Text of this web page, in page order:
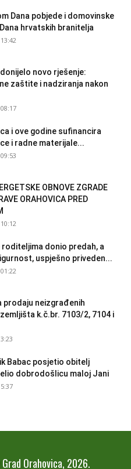
Dana pobjede i domovinske
hrvatskih branitelja
novo rješenje:
zaštite i nadziranja nakon
i ove godine sufinancira
i radne materijale...
OBNOVE ZGRADE
ORAHOVICA PRED
roditeljima donio predah, a
uspješno priveden...
prodaju neizgrađenih
k.č.br. 7103/2, 7104 i
Babac posjetio obitelj
dobrodošlicu maloj Jani
Orahovica, 2026.